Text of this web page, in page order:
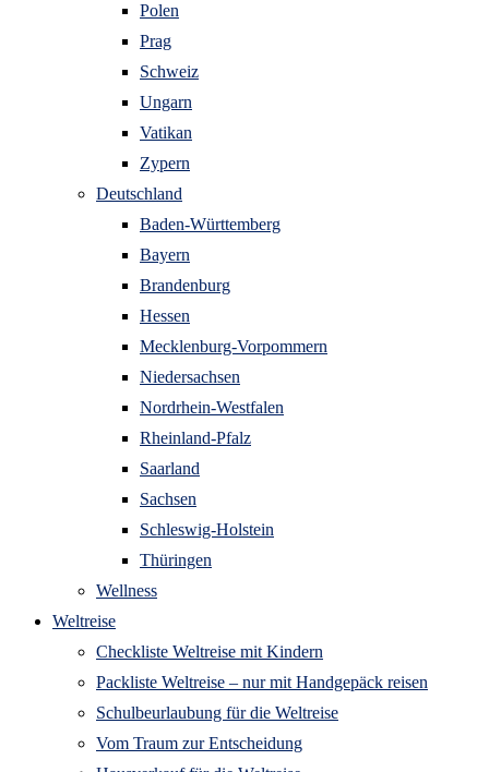
Polen
Prag
Schweiz
Ungarn
Vatikan
Zypern
Deutschland
Baden-Württemberg
Bayern
Brandenburg
Hessen
Mecklenburg-Vorpommern
Niedersachsen
Nordrhein-Westfalen
Rheinland-Pfalz
Saarland
Sachsen
Schleswig-Holstein
Thüringen
Wellness
Weltreise
Checkliste Weltreise mit Kindern
Packliste Weltreise – nur mit Handgepäck reisen
Schulbeurlaubung für die Weltreise
Vom Traum zur Entscheidung